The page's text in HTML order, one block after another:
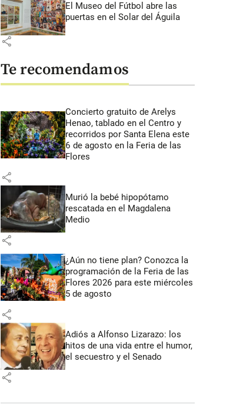
El Museo del Fútbol abre las
puertas en el Solar del Águila
share
Te recomendamos
Concierto gratuito de Arelys
Henao, tablado en el Centro y
recorridos por Santa Elena este
6 de agosto en la Feria de las
Flores
share
Murió la bebé hipopótamo
rescatada en el Magdalena
Medio
share
¿Aún no tiene plan? Conozca la
programación de la Feria de las
Flores 2026 para este miércoles
5 de agosto
share
Adiós a Alfonso Lizarazo: los
hitos de una vida entre el humor,
el secuestro y el Senado
share